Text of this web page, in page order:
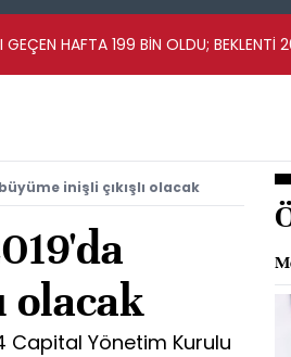
GEÇEN HAFTA 199 BİN OLDU; BEKLENTİ
inişli çıkışlı olacak
olacak
Capital Yönetim Kurulu